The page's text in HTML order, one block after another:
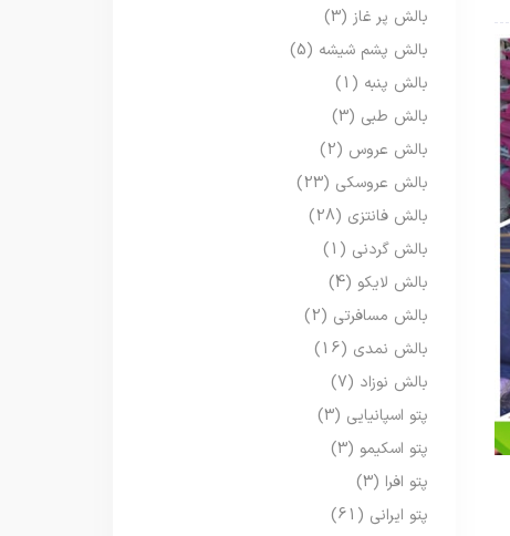
بالش پر غاز (3)
بالش پشم شیشه (5)
بالش پنبه (1)
بالش طبی (3)
بالش عروس (2)
بالش عروسکی (23)
بالش فانتزی (28)
بالش گردنی (1)
بالش لایکو (4)
بالش مسافرتی (2)
بالش نمدی (16)
بالش نوزاد (7)
پتو اسپانیایی (3)
پتو اسکیمو (3)
پتو افرا (3)
پتو ایرانی (61)